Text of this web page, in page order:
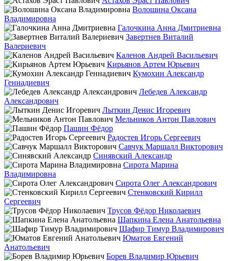
Волошина Оксана
Владимировна
Галочкина Анна Дмитриевна
Завертнев Виталий
Валериевич
Каленов Андрей Васильевич
Кирьянов Артем Юрьевич
Кумохин Александр
Геннадиевич
Лебедев Александр
Александрович
Лыткин Денис Игоревич
Мельников Антон Павлович
Пашин Фёдор
Радостев Игорь Сергеевич
Савчук Маршалл Викторович
Синявский Александр
Сирота Марина
Владимировна
Сирота Олег Александрович
Стенковский Кирилл
Сергеевич
Трусов Фёдор Николаевич
Шапкина Елена Анатольевна
Шафир Тимур Владимирович
Юматов Евгений
Анатольевич
Борев Владимир Юрьевич